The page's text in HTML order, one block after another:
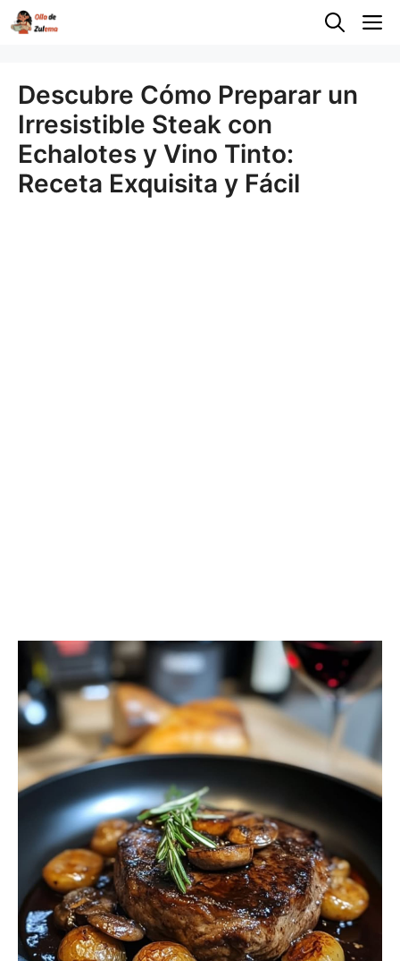
Saltar
Descubre Cómo Preparar un
Irresistible Steak con
Echalotes y Vino Tinto:
Receta Exquisita y Fácil